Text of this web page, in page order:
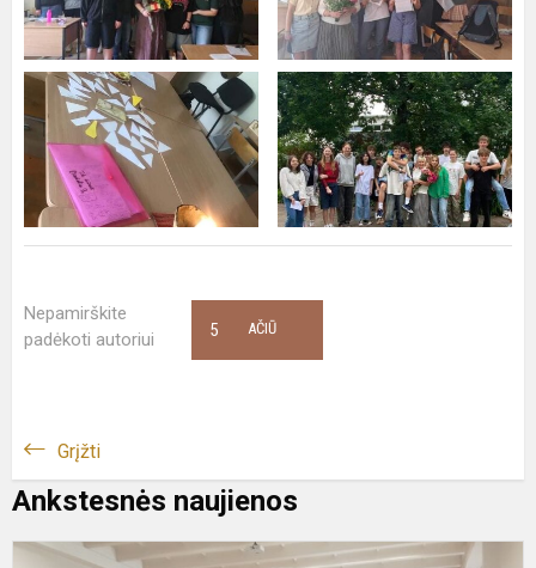
Nepamirškite
padėkoti autoriui
AČIŪ
5
Grįžti
Ankstesnės naujienos